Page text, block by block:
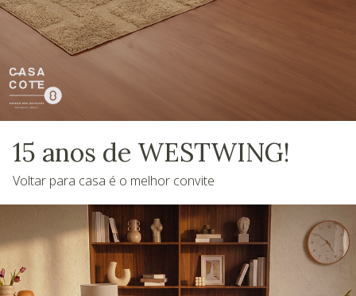
15 anos de WESTWING!
Voltar para casa é o melhor convite